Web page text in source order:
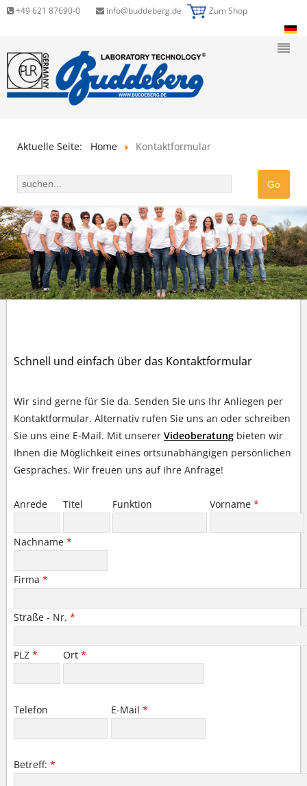
+49 621 87690-0 info@buddeberg.de Zum Shop
Aktuelle Seite: Home Kontaktformular
Schnell und einfach über das Kontaktformular
Wir sind gerne für Sie da. Senden Sie uns Ihr Anliegen per
Kontaktformular. Alternativ rufen Sie uns an oder schreiben
Sie uns eine E-Mail. Mit unserer Videoberatung bieten wir
Ihnen die Möglichkeit eines ortsunabhängigen persönlichen
Gespräches. Wir freuen uns auf Ihre Anfrage!
Anrede Titel Funktion Vorname *
Nachname *
Firma *
Straße - Nr. *
PLZ * Ort *
Telefon E-Mail *
Betreff: *